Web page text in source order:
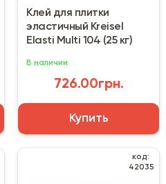
Клей для плитки
эластичный Kreisel
Elasti Multi 104 (25 кг)
В наличии
726.00грн.
Купить
код:
42035